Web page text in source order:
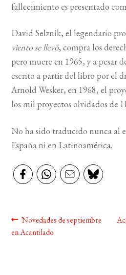
fallecimiento es presentado
David Selznik, el legendario
viento se llevó, compra los
pero muere en 1965, y a pesar
escrito a partir del libro por el
Arnold Wesker, en 1968, el
los mil proyectos olvidados de
No ha sido traducido nunca al
España ni en Latinoamérica.
Navegación
de
Anterior:
Novedades de septiembre
en Acantilado